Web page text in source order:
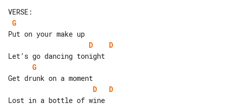
G
D
D
G
D
D
Lost in a bottle of wine